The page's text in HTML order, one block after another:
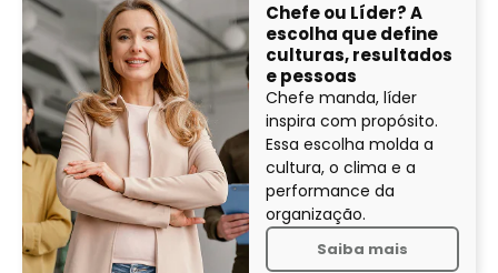
Chefe ou Líder? A
escolha que define
culturas, resultados
e pessoas
Chefe manda, líder
inspira com propósito.
Essa escolha molda a
cultura, o clima e a
performance da
organização.
Saiba mais